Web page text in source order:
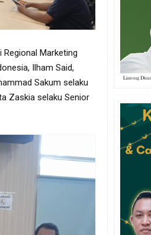
Marketing
Ilham Said,
Sakum selaku
Zaskia selaku Senior